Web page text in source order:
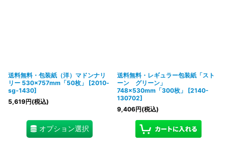
送料無料・包装紙（洋）マドンナリ
リー 530×757mm「50枚」
[2010-
sg-1430]
5,619円(税込)
オプション選択
送料無料・レギュラー包装紙「スト
ーン グリーン」
748×530mm「300枚」
[2140-
130702]
9,406円(税込)